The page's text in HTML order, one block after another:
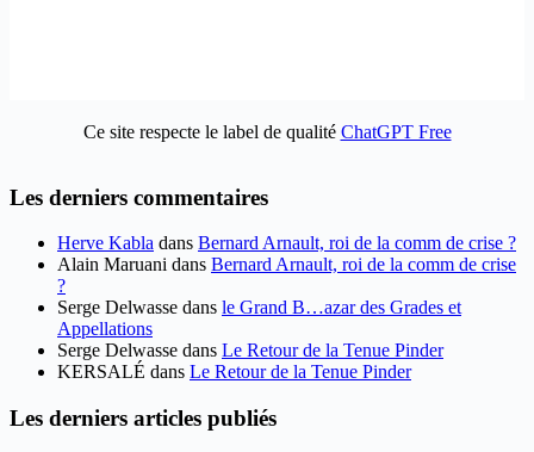
Ce site respecte le label de qualité ChatGPT Free
Les derniers commentaires
Herve Kabla dans Bernard Arnault, roi de la comm de crise ?
Alain Maruani dans Bernard Arnault, roi de la comm de crise
?
Serge Delwasse dans le Grand B…azar des Grades et
Appellations
Serge Delwasse dans Le Retour de la Tenue Pinder
KERSALÉ dans Le Retour de la Tenue Pinder
Les derniers articles publiés